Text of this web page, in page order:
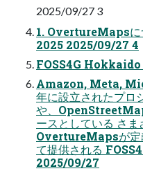
2025/09/27 3
1. OvertureMaps
2025 2025/09/27 4
FOSS4G
Amazon, Meta,
年に設立されたプロ
や、
ースとしている さま
OvertureMapsが定
て提供される
2025/09/27